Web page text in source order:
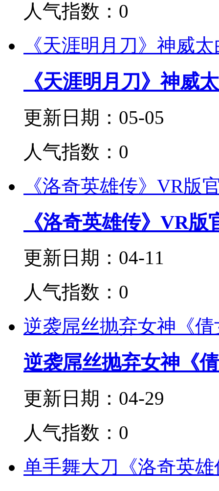
人气指数：0
《天涯明月刀》神威
《天涯明月刀》神威
更新日期：05-05
人气指数：0
《洛奇英雄传》VR版
《洛奇英雄传》VR
更新日期：04-11
人气指数：0
逆袭屌丝抛弃女神《
逆袭屌丝抛弃女神《
更新日期：04-29
人气指数：0
单手舞大刀《洛奇英